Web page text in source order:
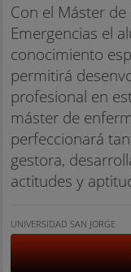
Con el Máster
Emergencias el
conocimiento
permitirá
profesional en
máster de
perfeccionará
gestora,
actitudes y
UNIVERSIDAD SAN JORGE